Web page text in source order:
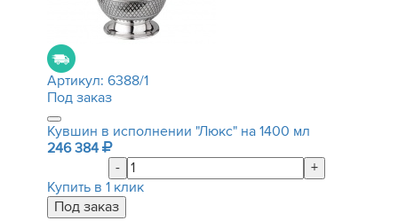
Артикул: 6388/1
Под заказ
Кувшин в исполнении "Люкс" на 1400 мл
246 384
-
+
Купить в 1 клик